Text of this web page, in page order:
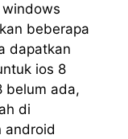
beberapa
dapatkan
ios 8
belum ada,
di
android